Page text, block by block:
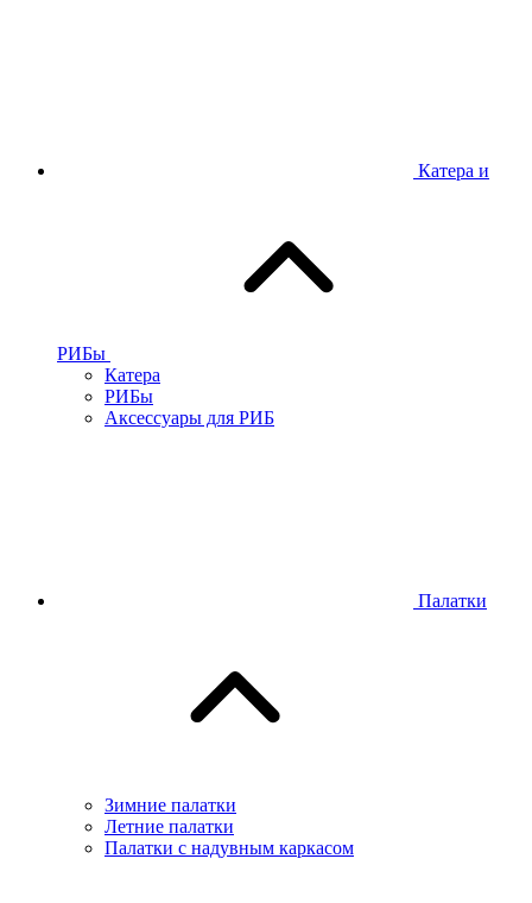
Катера и
РИБы
Катера
РИБы
Аксессуары для РИБ
Палатки
Зимние палатки
Летние палатки
Палатки с надувным каркасом